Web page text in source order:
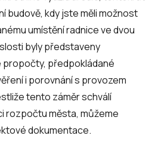
budově, kdy jste měli možnost
umístění radnice ve dvou
byly představeny
předpokládané
i porovnání s provozem
tento záměr schválí
rozpočtu města, můžeme
dokumentace.